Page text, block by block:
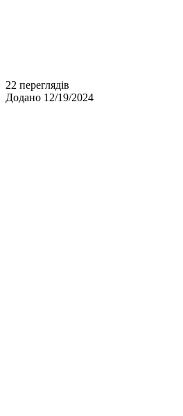
22 переглядів
Додано 12/19/2024